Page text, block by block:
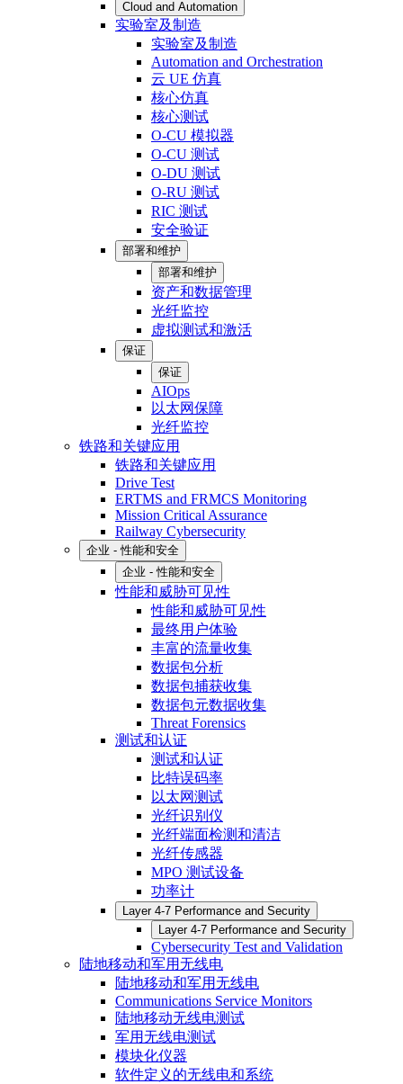
Cloud and Automation
实验室及制造
实验室及制造
Automation and Orchestration
云 UE 仿真
核心仿真
核心测试
O-CU 模拟器
O-CU 测试
O-DU 测试
O-RU 测试
RIC 测试
安全验证
部署和维护
部署和维护
资产和数据管理
光纤监控
虚拟测试和激活
保证
保证
AIOps
以太网保障
光纤监控
铁路和关键应用
铁路和关键应用
Drive Test
ERTMS and FRMCS Monitoring
Mission Critical Assurance
Railway Cybersecurity
企业 - 性能和安全
企业 - 性能和安全
性能和威胁可见性
性能和威胁可见性
最终用户体验
丰富的流量收集
数据包分析
数据包捕获收集
数据包元数据收集
Threat Forensics
测试和认证
测试和认证
比特误码率
以太网测试
光纤识别仪
光纤端面检测和清洁
光纤传感器
MPO 测试设备
功率计
Layer 4-7 Performance and Security
Layer 4-7 Performance and Security
Cybersecurity Test and Validation
陆地移动和军用无线电
陆地移动和军用无线电
Communications Service Monitors
陆地移动无线电测试
军用无线电测试
模块化仪器
软件定义的无线电和系统